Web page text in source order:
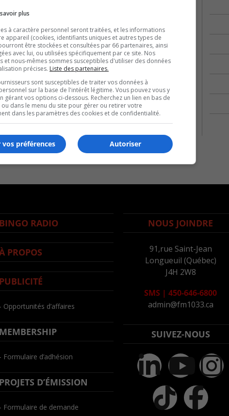
BINGO RADIO
PROPOS
PUBLICITÉ
- Opportunités d’affaires
MEMBERSHIP
- Formulaire d’adhésion
PROJETS D’ÉMISSION
- Formulaire de demande
NOUS JOINDRE
91,rue Saint-Jean
Longueuil (Québec)
J4H 2W8
SMS | 450-646-6800
admin@fm1033.ca
SUIVEZ-NOUS
plus
à caractère personnel seront traitées, et les informations
appareil (cookies, identifiants uniques et autres types de
être stockées et consultées par 66 partenaires, ainsi
avec lui, ou utilisées spécifiquement par ce site. Nos
et nous-mêmes sommes susceptibles d'utiliser des données
précises. Liste des partenaires.
sont susceptibles de traiter vos données à
sur la base de l'intérêt légitime. Vous pouvez vous y
gérant vos options ci-dessous. Recherchez un lien en bas de
ou dans le menu du site pour gérer ou retirer votre
dans les paramètres des cookies et de confidentialité.
Autoriser
vos préférences